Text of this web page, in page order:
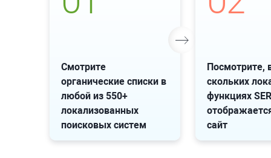
Смотрите
органические списки в
любой из 550+
локализованных
поисковых систем
Посмотрите,
скольких
функциях
сайт